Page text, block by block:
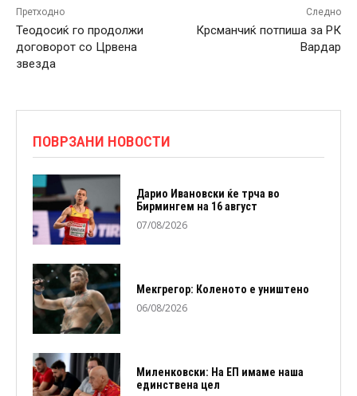
Претходно
Теодосиќ го продолжи
договорот со Црвена
звезда
Следно
Крсманчиќ потпиша за РК
Вардар
ПОВРЗАНИ НОВОСТИ
Дарио Ивановски ќе трча во
Бирмингем на 16 август
07/08/2026
Мекгрегор: Коленото е уништено
06/08/2026
Миленковски: На ЕП имаме наша
единствена цел